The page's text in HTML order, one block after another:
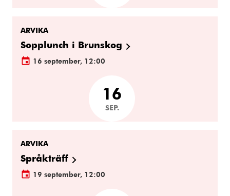
ARVIKA
Sopplunch i Brunskog
16 september, 12:00
16
SEP.
ARVIKA
Språkträff
19 september, 12:00